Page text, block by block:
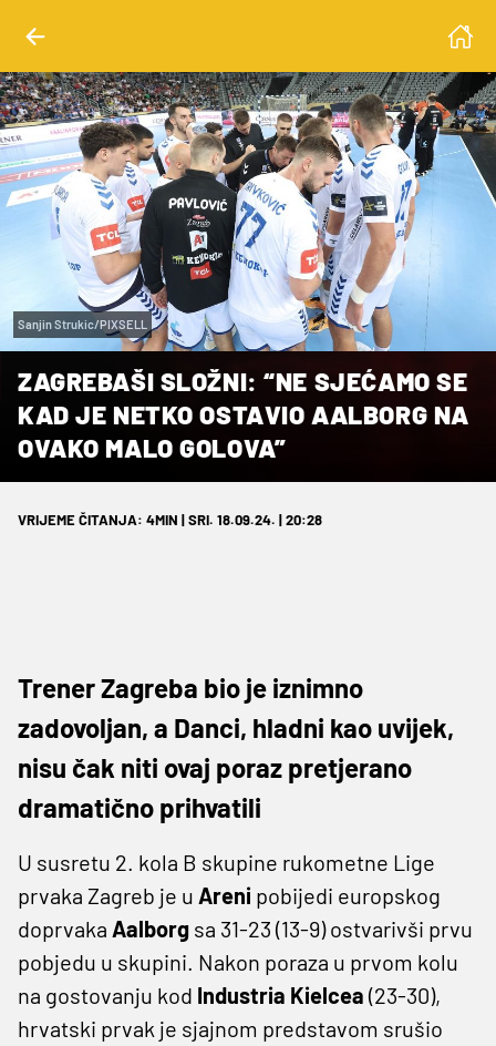
Sanjin Strukic/PIXSELL
ZAGREBAŠI SLOŽNI: “NE SJEĆAMO SE
KAD JE NETKO OSTAVIO AALBORG NA
OVAKO MALO GOLOVA”
VRIJEME ČITANJA: 4MIN | SRI. 18.09.24. | 20:28
Trener Zagreba bio je iznimno
zadovoljan, a Danci, hladni kao uvijek,
nisu čak niti ovaj poraz pretjerano
dramatično prihvatili
U susretu 2. kola B skupine rukometne Lige
prvaka Zagreb je u Areni pobijedi europskog
doprvaka Aalborg sa 31-23 (13-9) ostvarivši prvu
pobjedu u skupini. Nakon poraza u prvom kolu
na gostovanju kod Industria Kielcea (23-30),
hrvatski prvak je sjajnom predstavom srušio